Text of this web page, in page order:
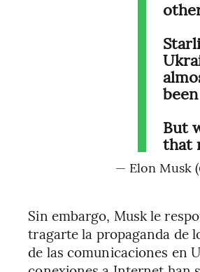
But
that
— Elon Musk
Sin embargo, Musk le
tragarte la propaganda de
de las comunicaciones en